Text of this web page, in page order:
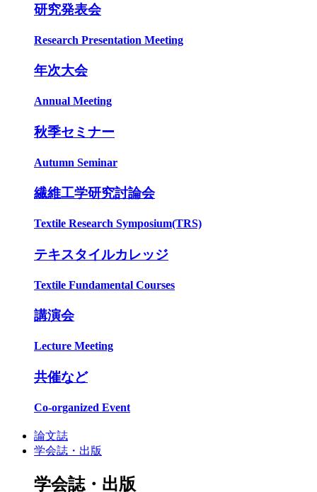
研究発表会
Research Presentation Meeting
年次大会
Annual Meeting
秋季セミナー
Autumn Seminar
繊維工学研究討論会
Textile Research Symposium(TRS)
テキスタイルカレッジ
Textile Fundamental Courses
講演会
Lecture Meeting
共催など
Co-organized Event
論文誌
学会誌・出版
学会誌・出版